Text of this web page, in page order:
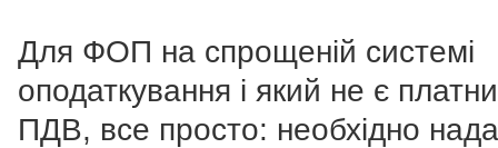
Для ФОП на спрощеній системі
оподаткування і який не є
ПДВ, все просто: необхідно